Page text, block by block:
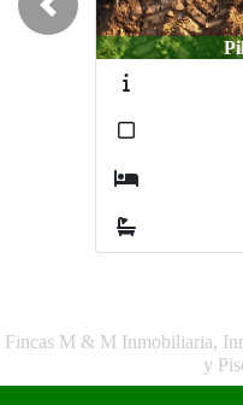
Previous
Fincas M & M Inmobiliaria,
y